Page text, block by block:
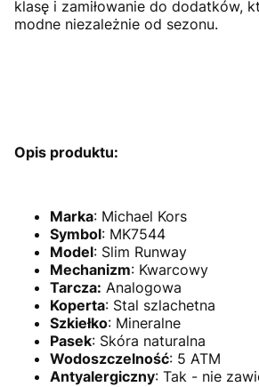
klasę i zamiłowanie do dodatków,
modne niezależnie od sezonu.
Opis produktu:
Marka: Michael Kors
Symbol: MK7544
Model: Slim Runway
Mechanizm: Kwarcowy
Tarcza: Analogowa
Koperta: Stal szlachetna
Szkiełko: Mineralne
Pasek: Skóra naturalna
Wodoszczelność: 5 ATM
Antyalergiczny: Tak - nie